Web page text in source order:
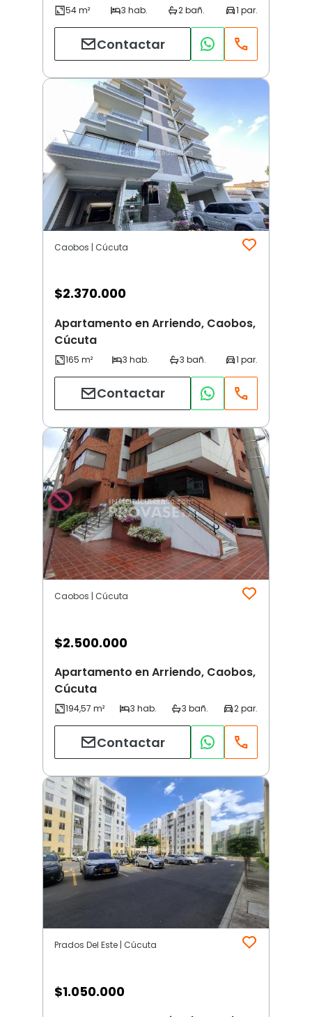
Contactar
Caobos | Cúcuta
$2.370.000
Apartamento en Arriendo, Caobos,
Cúcuta
Contactar
Caobos | Cúcuta
$2.500.000
Apartamento en Arriendo, Caobos,
Cúcuta
Contactar
Prados Del Este | Cúcuta
$1.050.000